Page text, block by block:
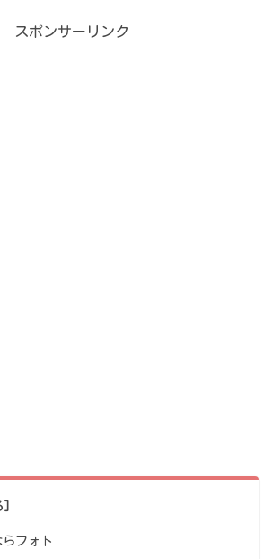
スポンサーリンク
フォト